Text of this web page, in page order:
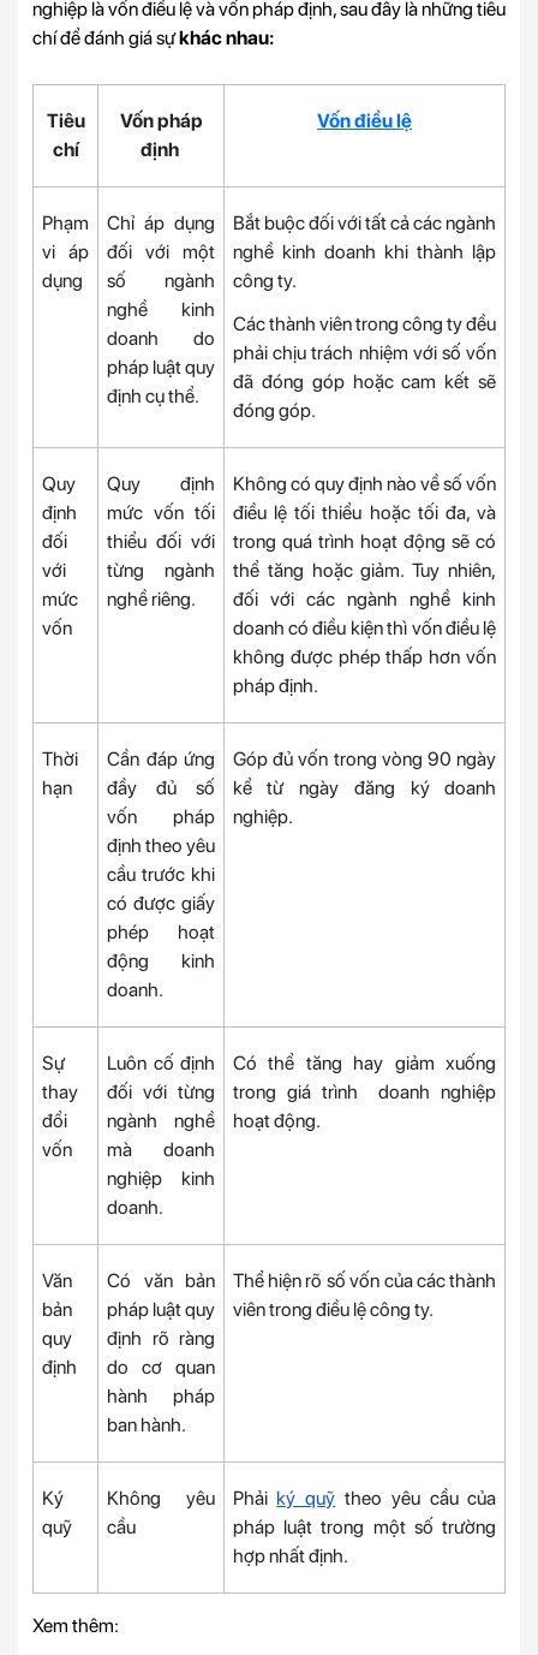
nghiệp là vốn điều lệ và vốn pháp định, sau đây là những tiêu
chí để đánh giá sựkhác nhau:
Tiêu
chí
Vốn pháp
định
Vốn điều lệ
Phạm
vi áp
dụng
Chỉ áp dụng
đối với một
số ngành
nghề kinh
doanh do
pháp luật quy
định cụ thể.
Bắt buộc đối với tất cả các ngành
nghề kinh doanh khi thành lập
công ty.
Các thành viên trong công ty đều
phải chịu trách nhiệm với số vốn
đã đóng góp hoặc cam kết sẽ
đóng góp.
Quy
định
đối
với
mức
vốn
Quy định
mức vốn tối
thiểu đối với
từng ngành
nghề riêng.
Không có quy định nào về số vốn
điều lệ tối thiểu hoặc tối đa, và
trong quá trình hoạt động sẽ có
thể tăng hoặc giảm. Tuy nhiên,
đối với các ngành nghề kinh
doanh có điều kiện thì vốn điều lệ
không được phép thấp hơn vốn
pháp định.
Thời
hạn
Cần đáp ứng
đầy đủ số
vốn pháp
định theo yêu
cầu trước khi
có được giấy
phép hoạt
động kinh
doanh.
Góp đủ vốn trong vòng 90 ngày
kể từ ngày đăng ký doanh
nghiệp.
Sự
thay
đổi
vốn
Luôn cố định
đối với từng
ngành nghề
mà doanh
nghiệp kinh
doanh.
Có thể tăng hay giảm xuống
trong giá trình doanh nghiệp
hoạt động.
Văn
bản
quy
định
Có văn bản
pháp luật quy
định rõ ràng
do cơ quan
hành pháp
ban hành.
Thể hiện rõ số vốn của các thành
viên trong điều lệ công ty.
Ký
quỹ
Không yêu
cầu
Phải ký quỹ theo yêu cầu của
pháp luật trong một số trường
hợp nhất định.
Xem thêm: